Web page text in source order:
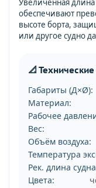
Увеличенная
обеспечивают
высоте борта,
или другое судно
📐
Габариты (Д×Ø):
Материал:
Рабочее
Вес:
Объём воздуха:
Температура
Рек. длина
Цвета: